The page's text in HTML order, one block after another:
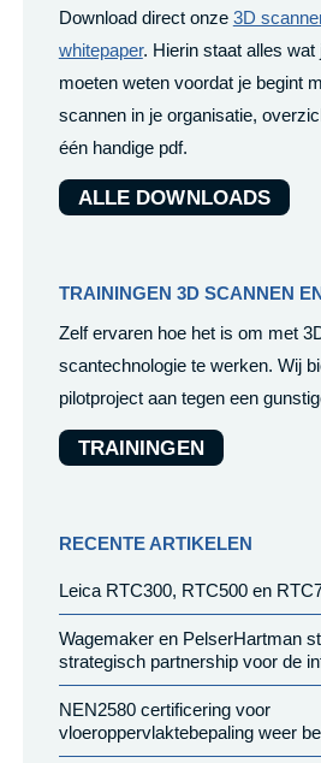
Download direct onze 3D
whitepaper. Hierin staat alles wat
moeten weten voordat je begint
scannen in je organisatie,
één handige pdf.
ALLE DOWNLOADS
TRAININGEN 3D SCANNEN
Zelf ervaren hoe het is om met
scantechnologie te werken. Wij
pilotproject aan tegen een
TRAININGEN
RECENTE ARTIKELEN
Leica RTC300, RTC500 en
Wagemaker en PelserHartman
strategisch partnership voor de
NEN2580 certificering voor
vloeroppervlaktebepaling weer